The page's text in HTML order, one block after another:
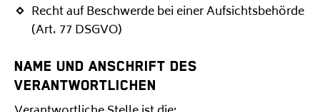
Recht auf Beschwerde bei einer Aufsichtsbehörde
(Art. 77 DSGVO)
NAME UND ANSCHRIFT DES
VERANTWORTLICHEN